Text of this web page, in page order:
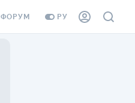
РУ
ФОРУМ